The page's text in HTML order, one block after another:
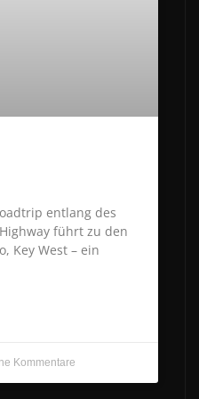
entlang des
führt zu den
Key West – ein
Kommentare